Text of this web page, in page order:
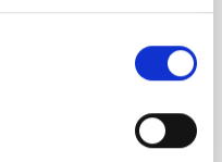
Este progreso